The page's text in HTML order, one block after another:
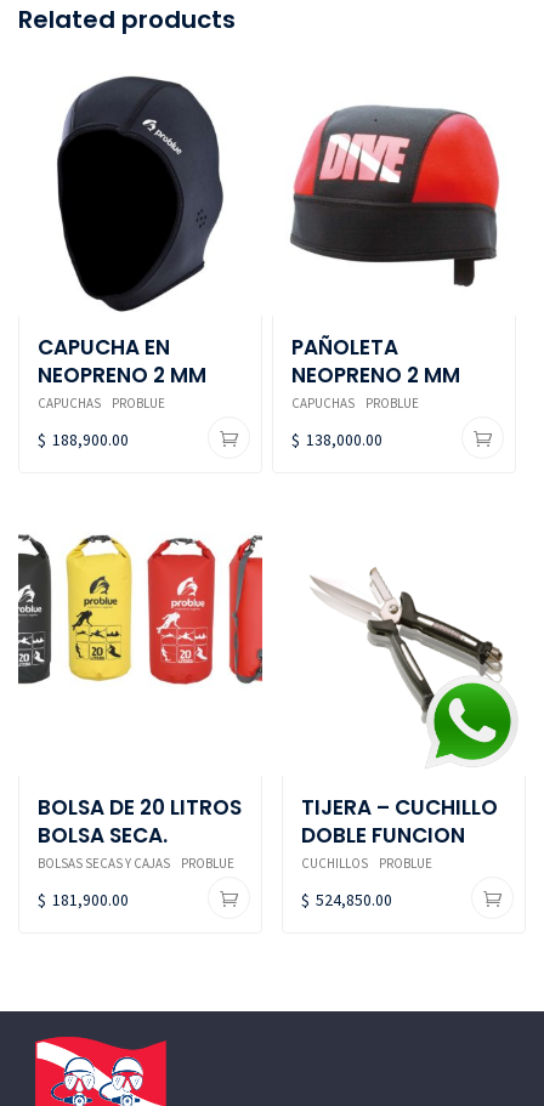
Related products
CAPUCHA EN
NEOPRENO 2 MM
CAPUCHAS PROBLUE
$ 188,900.00
PAÑOLETA
NEOPRENO 2 MM
CAPUCHAS PROBLUE
$ 138,000.00
BOLSA DE 20 LITROS
BOLSA SECA.
BOLSAS SECAS Y CAJAS PROBLUE
$ 181,900.00
TIJERA – CUCHILLO
DOBLE FUNCION
CUCHILLOS PROBLUE
$ 524,850.00